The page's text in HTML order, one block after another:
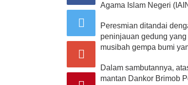
Agama Islam Negeri
Peresmian ditandai
peninjauan gedung
musibah gempa bumi
Dalam sambutannya,
mantan Dankor Brimob